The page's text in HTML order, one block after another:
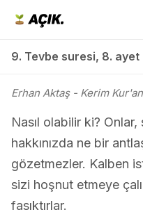
9. Tevbe suresi, 8. ayet
Erhan Aktaş- Kerim Kur'an
Nasıl olabilir ki?
hakkınızda ne bir
gözetmezler. Kalben
sizi hoşnut etmeye
fasıktırlar.